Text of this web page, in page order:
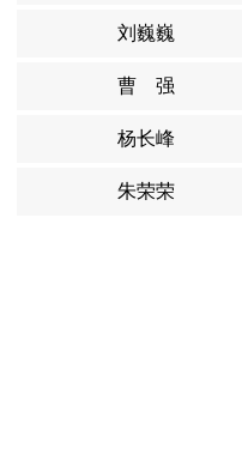
刘巍巍
曹 强
杨长峰
朱荣荣